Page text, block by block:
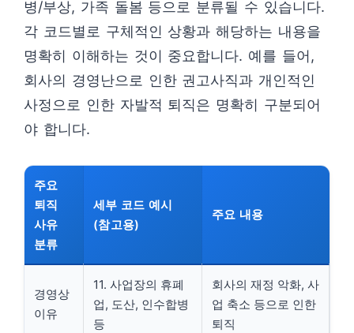
병/부상, 가족 돌봄 등으로 분류될 수 있습니다.
각 코드별로 구체적인 상황과 해당하는 내용을
명확히 이해하는 것이 중요합니다. 예를 들어,
회사의 경영난으로 인한 권고사직과 개인적인
사정으로 인한 자발적 퇴직은 명확히 구분되어
야 합니다.
주요
퇴직
사유
분류
세부 코드 예시
(참고용)
주요 내용
경영상
이유
11. 사업장의 휴폐
업, 도산, 인수합병
등
회사의 재정 악화, 사
업 축소 등으로 인한
퇴직